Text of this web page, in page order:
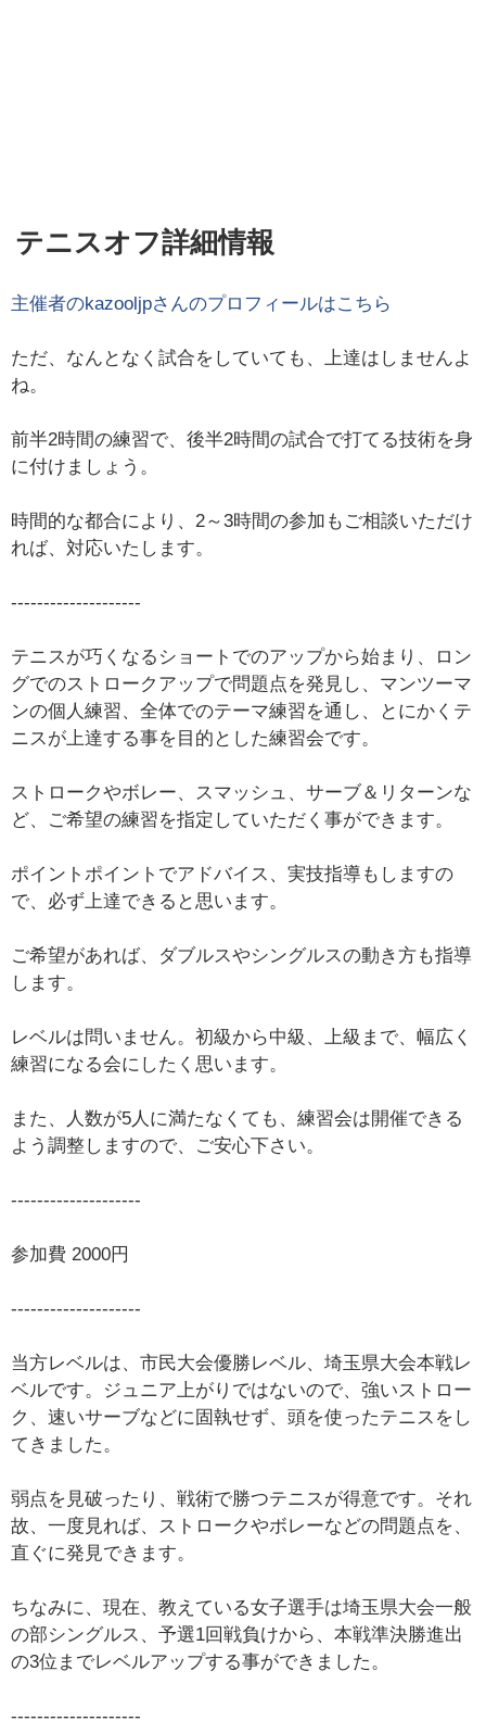
テニスオフ詳細情報
主催者のkazooljpさんのプロフィールはこちら
ただ、なんとなく試合をしていても、上達はしませんよ
ね。
前半2時間の練習で、後半2時間の試合で打てる技術を身
に付けましょう。
時間的な都合により、2～3時間の参加もご相談いただけ
れば、対応いたします。
--------------------
テニスが巧くなるショートでのアップから始まり、ロン
グでのストロークアップで問題点を発見し、マンツーマ
ンの個人練習、全体でのテーマ練習を通し、とにかくテ
ニスが上達する事を目的とした練習会です。
ストロークやボレー、スマッシュ、サーブ＆リターンな
ど、ご希望の練習を指定していただく事ができます。
ポイントポイントでアドバイス、実技指導もしますの
で、必ず上達できると思います。
ご希望があれば、ダブルスやシングルスの動き方も指導
します。
レベルは問いません。初級から中級、上級まで、幅広く
練習になる会にしたく思います。
また、人数が5人に満たなくても、練習会は開催できる
よう調整しますので、ご安心下さい。
--------------------
参加費 2000円
--------------------
当方レベルは、市民大会優勝レベル、埼玉県大会本戦レ
ベルです。ジュニア上がりではないので、強いストロー
ク、速いサーブなどに固執せず、頭を使ったテニスをし
てきました。
弱点を見破ったり、戦術で勝つテニスが得意です。それ
故、一度見れば、ストロークやボレーなどの問題点を、
直ぐに発見できます。
ちなみに、現在、教えている女子選手は埼玉県大会一般
の部シングルス、予選1回戦負けから、本戦準決勝進出
の3位までレベルアップする事ができました。
--------------------